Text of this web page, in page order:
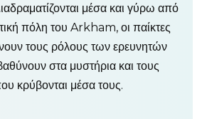
μέσα και γύρω από
πόλη του Arkham, οι παίκτες
τους ρόλους των ερευνητών
στα μυστήρια και τους
κρύβονται μέσα τους.